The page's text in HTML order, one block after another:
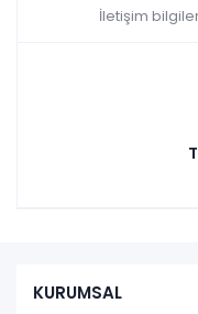
İletişim
KURUMSAL